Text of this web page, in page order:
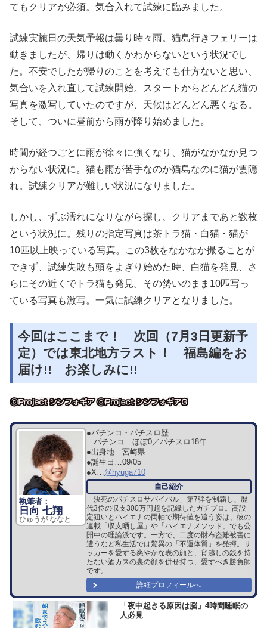
てもクリアが必須。気合入れて試練に臨みました。
試練実施日の天気予報は曇り時々雨。猫島行きフェリーは
動きましたが、帰りは動くかわからないという状況でし
た。不安でしたが帰りのことを考えても仕方ないと思い、
気合いを入れ直して試練開始。スタートからどんどん猫の
写真を激写していたのですが、天候はどんどん悪くなる。
そして、ついに昼前から雨が降り始めました。
時間が経つごとに雨が徐々に強くなり、猫がなかなか見つ
からない状況に。猫も雨が苦手なのか猫島なのに猫が雲隠
れ。試練クリアが難しい状況になりました。
しかし、ずぶ濡れになりながら探し、クリアまであと数枚
という状況に。残りの指定写真は茶トラ猫・白猫・猫が
10匹以上映っている写真。この3枚をなかなか撮ることが
できず、試練失敗も頭をよぎり始めた時、白猫を発見、さ
らにその近くでトラ猫も発見。その勢いのまま10匹写っ
ている写真も激写。一気に試練クリアとなりました。
今回はここまで！ 次回（7月3日更新予
定）では東北地方ラスト！ 福島編をお
届け!! お楽しみに!!
日向 七翔
ひゅうが ななと
●パチンコ・パチスロ歴…
パチンコ ほぼ0／パチスロ18年
●出身地…宮崎県
●誕生日…09/05
●X…@hyuga710
「決死のパチスロサバイバル」第7弾を制覇し、歴
代3位の収支300万円超を記録したガチプロ。高設
定狙いとハイエナの両軸で期待値を追う姿は、彼の
連載「収支晒し屋」や「ハイエナメソッド」でも公
開中の理論派です。一方で、二度の財布盗難被害に
遭うなど私生活では驚異の「不運体質」を発揮。サ
ッカーを愛する爽やかな表の顔と、宵越しの銭を持
たない酒カスの裏の顔を併せ持つ、愛すべき勝負師
です。
詳細プロフィールへ
「夜中起きる原因は脳」4時間睡眠の
人必見